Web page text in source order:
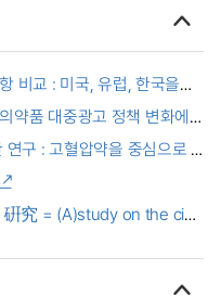
비교 : 미국, 유럽, 한국을
약품 대중광고 정책 변화에
연구 : 고혈압약을 중심으로 =
care providers' choice of
medicine
究 = (A)study on the civil